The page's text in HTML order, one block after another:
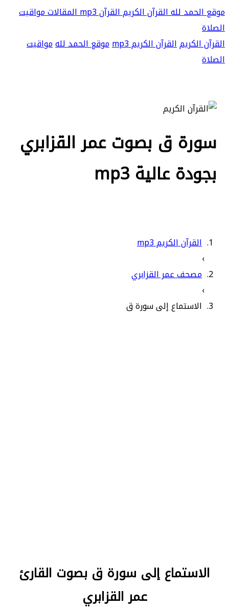
موقع الحمد للهالقرآن الكريمالقرآن mp3 المقالاتمواقيت
الصلاة
القرآن الكريمالقرآن الكريم mp3 موقع الحمد للهمواقيت
الصلاة
سورة ق بصوت عمر القزابري
بجودة عالية mp3
القرآن الكريم mp3
›
مصحف عمر القزابري
›
الاستماع إلى سورة ق
الاستماع إلى سورة ق بصوت القارئ
عمر القزابري